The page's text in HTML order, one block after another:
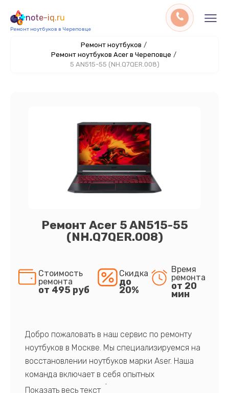
note-iq.ru
Ремонт ноутбуков в Череповце
Ремонт ноутбуков /
Ремонт ноутбуков Acer в Череповце /
5 AN515-55 (NH.Q7QER.008)
Ремонт Acer 5 AN515-55
(NH.Q7QER.008)
Стоимость
ремонта
от 495 руб
Скидка
до
20%
Время
ремонта
от 20
мин
Добро пожаловать в наш сервис по ремонту
ноутбуков в Москве. Мы специализируемся на
восстановлении ноутбуков марки Aser. Наша
команда включает в себя опытных
профессионалов с обширными знаниями и